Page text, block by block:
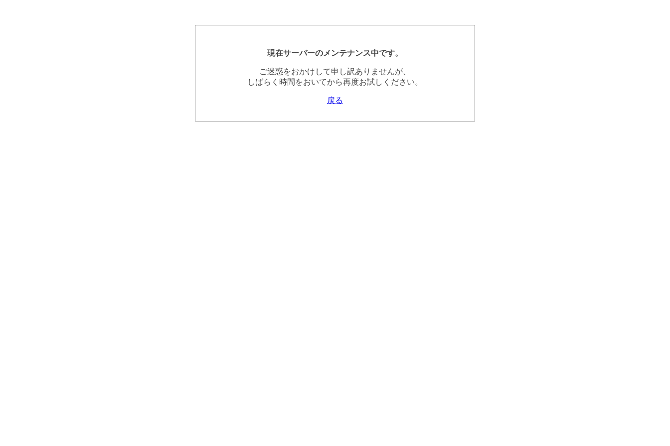
現在サーバーのメンテナンス中です。
ご迷惑をおかけして申し訳ありませんが、
しばらく時間をおいてから再度お試しください。
戻る